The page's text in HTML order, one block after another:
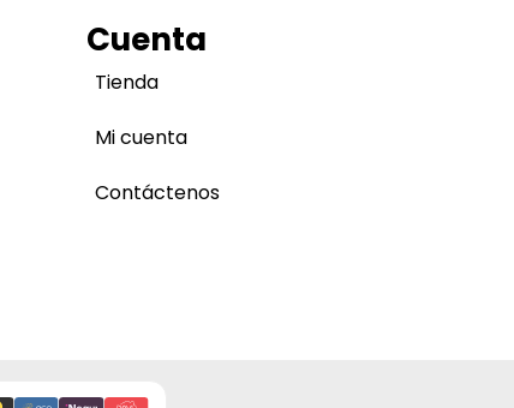
Cuenta
Tienda
Mi cuenta
Contáctenos